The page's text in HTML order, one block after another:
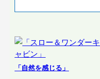
「自然を感じる」